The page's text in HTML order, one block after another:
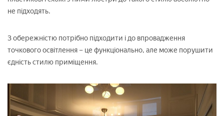
не підходять.
З обережністю потрібно підходити і до впровадження
точкового освітлення – це функціонально, але може порушити
єдність стилю приміщення.